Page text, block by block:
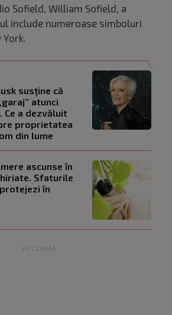
Sofield, William Sofield, a
include numeroase simboluri
York.
susține că
atunci
Ce a dezvăluit
proprietatea
din lume
ascunse în
Sfaturile
în
RECLAMĂ